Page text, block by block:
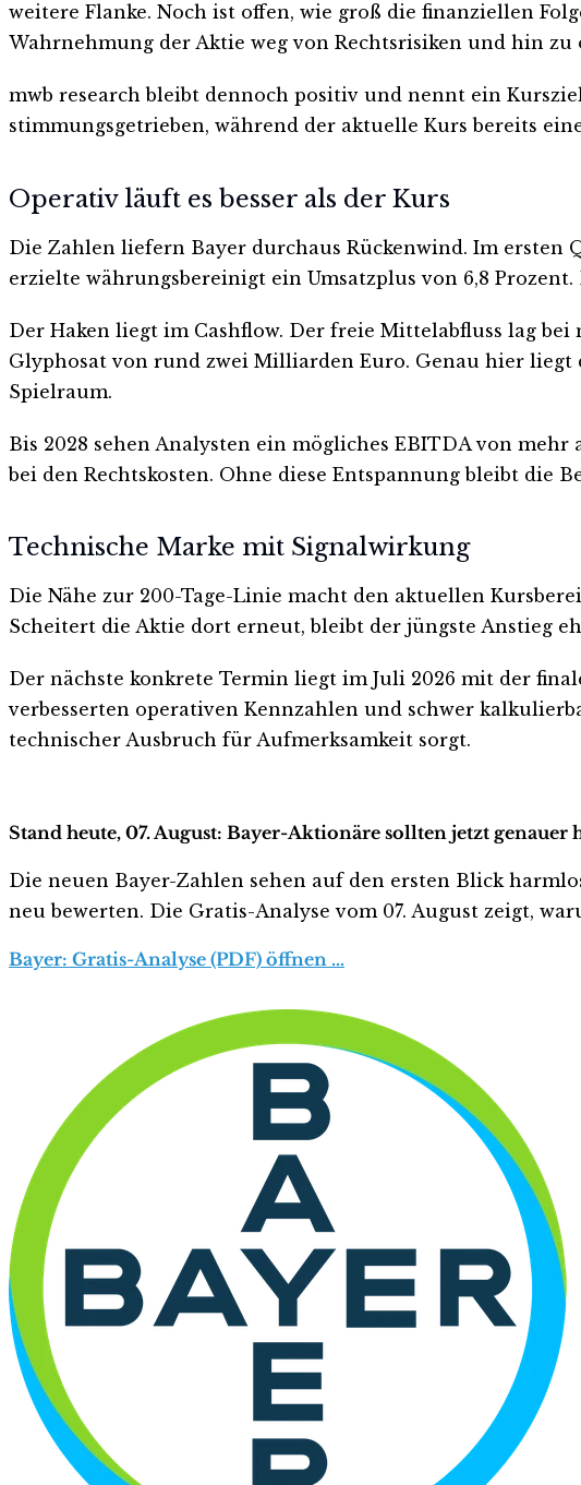
weitere Flanke. Noch ist offen, wie groß die finanziellen
Wahrnehmung der Aktie weg von Rechtsrisiken und hin zu
mwb research bleibt dennoch positiv und nennt ein
stimmungsgetrieben, während der aktuelle Kurs bereits
Operativ läuft es besser als der Kurs
Die Zahlen liefern Bayer durchaus Rückenwind. Im ersten
erzielte währungsbereinigt ein Umsatzplus von 6,8
Der Haken liegt im Cashflow. Der freie Mittelabfluss lag
Glyphosat von rund zwei Milliarden Euro. Genau hier
Spielraum.
Bis 2028 sehen Analysten ein mögliches EBITDA von
bei den Rechtskosten. Ohne diese Entspannung bleibt die
Technische Marke mit Signalwirkung
Die Nähe zur 200-Tage-Linie macht den aktuellen
Scheitert die Aktie dort erneut, bleibt der jüngste Anstieg
Der nächste konkrete Termin liegt im Juli 2026 mit der
verbesserten operativen Kennzahlen und schwer
technischer Ausbruch für Aufmerksamkeit sorgt.
Stand heute, 07. August: Bayer-Aktionäre sollten jetzt genauer
Die neuen Bayer-Zahlen sehen auf den ersten Blick
neu bewerten. Die Gratis-Analyse vom 07. August zeigt,
Bayer: Gratis-Analyse (PDF) öffnen …